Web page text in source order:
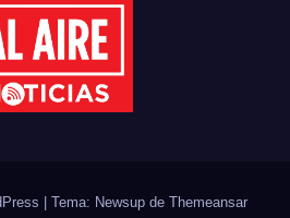
Tema: Newsup de Themeansar